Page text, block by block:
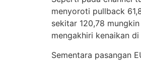
menyoroti pullback
sekitar 120,78
mengakhiri kenaikan
Sementara pasangan